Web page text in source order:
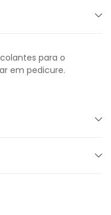
para o
em pedicure.